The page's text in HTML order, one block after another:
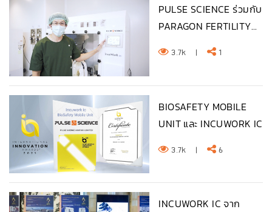
PULSE SCIENCE ร่วมกับ
PARAGON FERTILITY...
3.7k | 1
BIOSAFETY MOBILE
UNIT และ INCUWORK IC
3.7k | 6
INCUWORK IC จาก